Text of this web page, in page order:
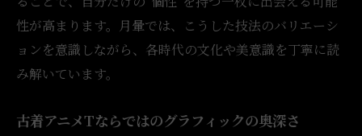
古着アニメTのラバープリントは温もりを感
じる
かすれたラバーが古着アニメTの魅力を深め
る
ラバープリントの経年変化に見るアニメTの
性が高まります。月暈では、こうした技法のバリエーシ
ョンを意識しながら、各時代の文化や美意識を丁寧に読
み解いています。
古着アニメTならではのグラフィックの奥深さ